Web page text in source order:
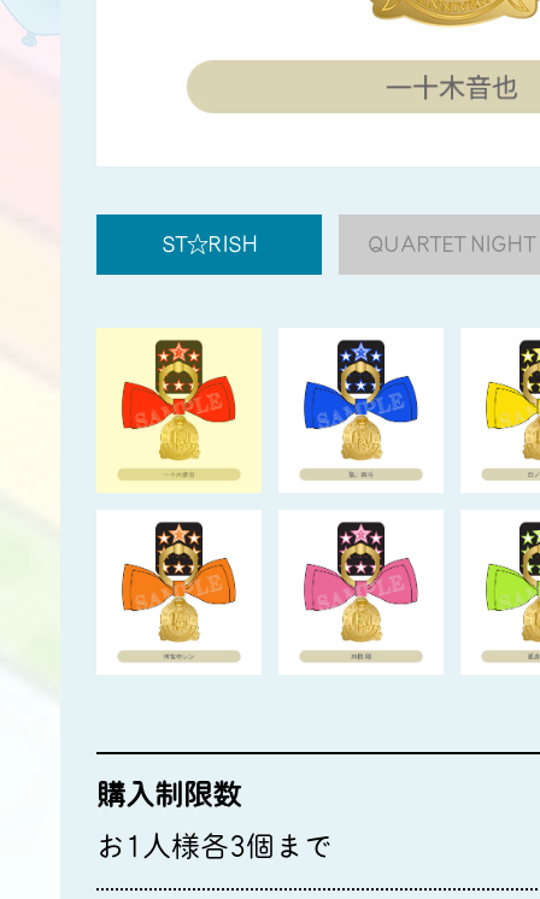
ST☆RISH QUARTET NIGHT
購入制限数
お1人様各3個まで